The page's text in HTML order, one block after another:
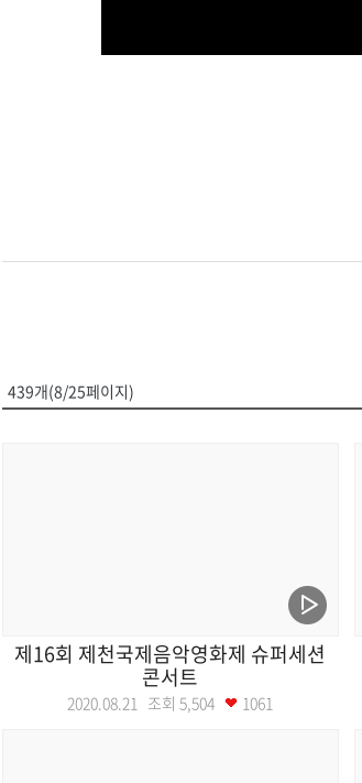
439개(8/25페이지)
제16회 제천국제음악영화제 슈퍼세션
콘서트
2020.08.21 조회 5,504 1061